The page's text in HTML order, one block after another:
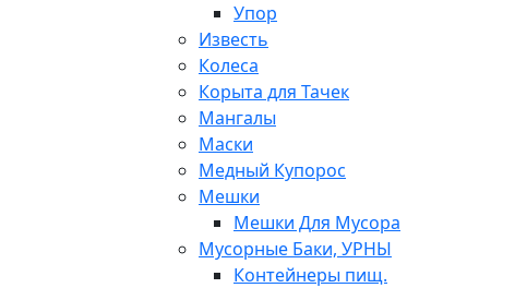
Упор
Известь
Колеса
Корыта для Тачек
Мангалы
Маски
Медный Купорос
Мешки
Мешки Для Мусора
Мусорные Баки, УРНЫ
Контейнеры пищ.